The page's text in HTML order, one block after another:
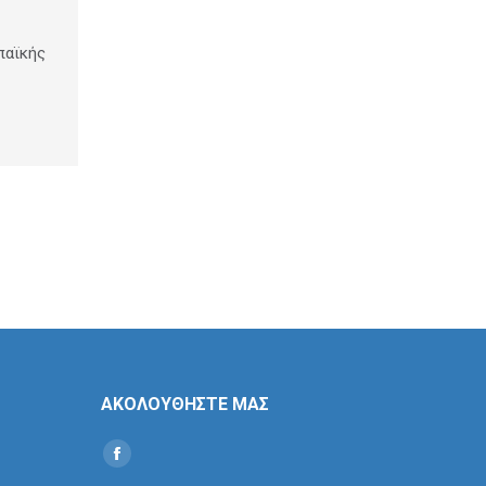
ΑΚΟΛΟΥΘΗΣΤΕ ΜΑΣ
Find us on:
Social